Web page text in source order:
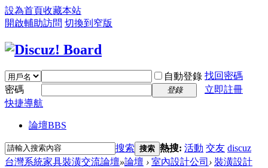
設為首頁收藏本站
開啟輔助訪問 切換到窄版
自動登錄 找回密碼
密碼
登錄
立即註冊
快捷導航
論壇BBS
搜索 搜索 熱搜: 活動 交友 discuz
台灣系統家具裝潢交流論壇»論壇 › 室內設計公司 › 裝潢設計